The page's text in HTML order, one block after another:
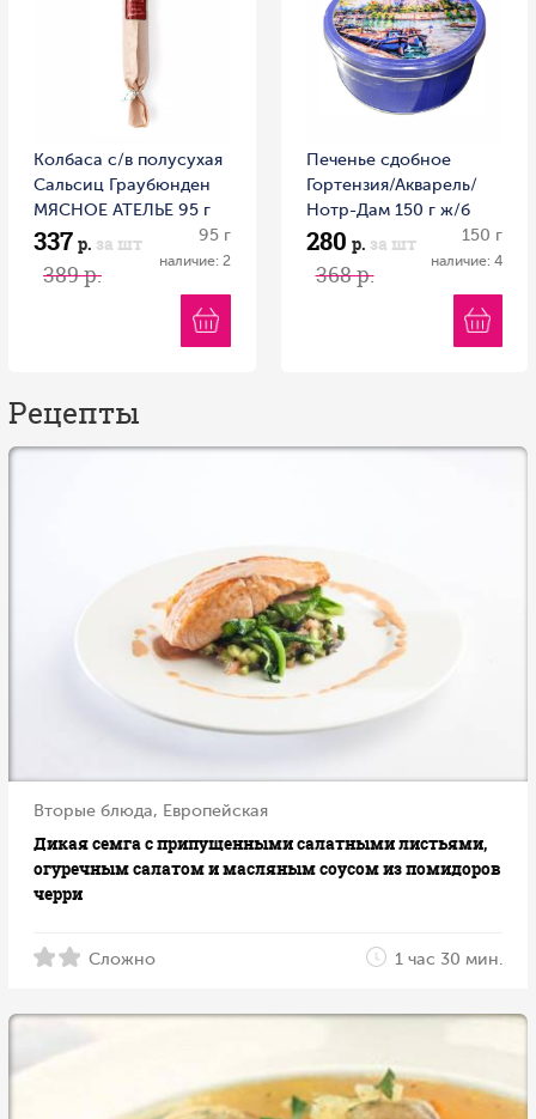
Колбаса с/в полусухая
Сальсиц Граубюнден
МЯСНОЕ АТЕЛЬЕ 95 г
Россия
337 р. за шт
389 р.
95 г
наличие: 2
Печенье сдобное
Гортензия/Акварель/
Нотр-Дам 150 г ж/б
Россия
280 р. за шт
368 р.
150 г
наличие: 4
Рецепты
Вторые блюда, Европейская
Дикая семга с припущенными салатными листьями,
огуречным салатом и масляным соусом из помидоров
черри
Сложно 1 час 30 мин.